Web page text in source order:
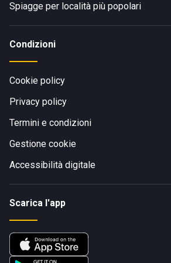
Spiagge per località più popolari
Condizioni
Cookie policy
Privacy policy
Termini e condizioni
Gestione cookie
Accessibilità digitale
Scarica l'app